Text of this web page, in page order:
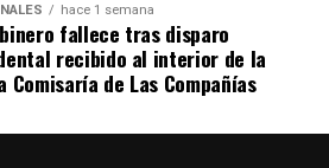
hace 1 semana
fallece tras disparo
recibido al interior de la
Comisaría de Las Compañías